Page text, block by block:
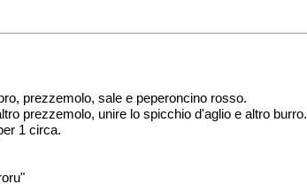
prezzemolo, sale e peperoncino rosso.
prezzemolo, unire lo spicchio d'aglio e altro burro.
1 circa.